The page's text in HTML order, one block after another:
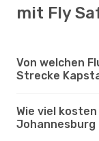
mit Fly
Von welchen
Strecke
Wie viel
Johannesburg